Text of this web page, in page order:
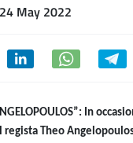
24 May 2022
In
regista Theo